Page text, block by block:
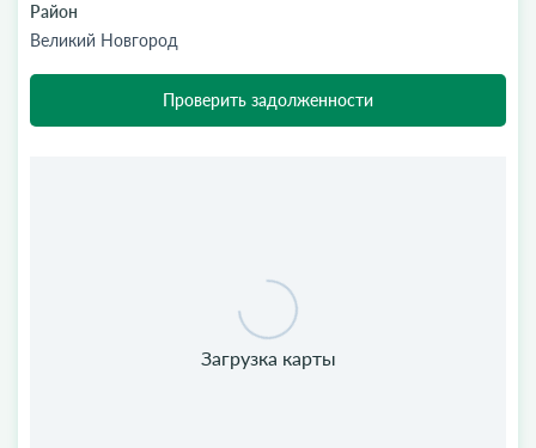
Район
Великий Новгород
Проверить задолженности